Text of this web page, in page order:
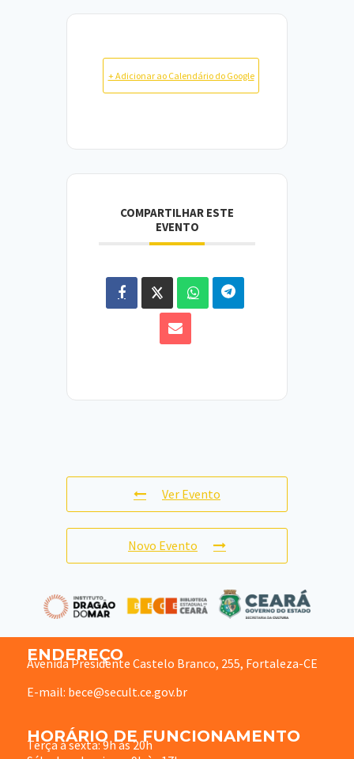
+ Adicionar ao Calendário do Google
COMPARTILHAR ESTE
EVENTO
Ver Evento
Novo Evento
ENDEREÇO
Avenida Presidente Castelo Branco, 255, Fortaleza-CE
E-mail: bece@secult.ce.gov.br
HORÁRIO DE FUNCIONAMENTO
Terça à sexta: 9h às 20h